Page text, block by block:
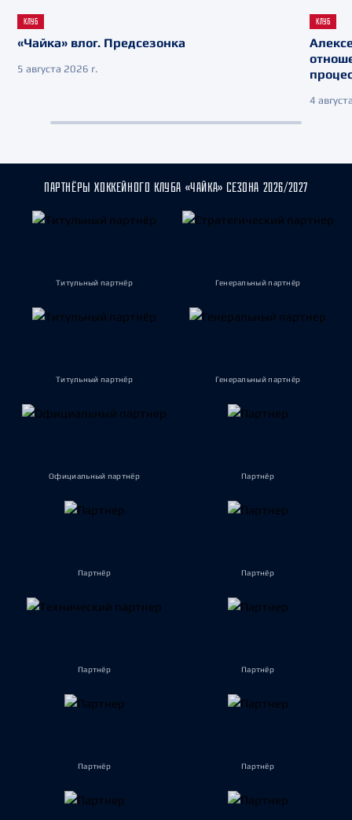
КЛУБ
«Чайка» влог. Предсезонка
5 августа 2026 г.
КЛУБ
4
ПАРТНЁРЫ ХОККЕЙНОГО КЛУБА «ЧАЙКА» СЕЗОНА 2026/2027
Титульный партнёр Генеральный партнёр
Титульный партнёр Генеральный партнёр
Официальный партнёр Партнёр
Партнёр Партнёр
Партнёр Партнёр
Партнёр Партнёр